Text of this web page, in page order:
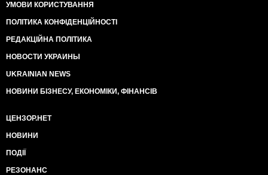
УМОВИ КОРИСТУВАННЯ
ПОЛІТИКА КОНФІДЕНЦІЙНОСТІ
РЕДАКЦІЙНА ПОЛІТИКА
НОВОСТИ УКРАИНЫ
UKRAINIAN NEWS
НОВИНИ БІЗНЕСУ, ЕКОНОМІКИ, ФІНАНСІВ
ЦЕНЗОР.НЕТ
НОВИНИ
ПОДІЇ
РЕЗОНАНС